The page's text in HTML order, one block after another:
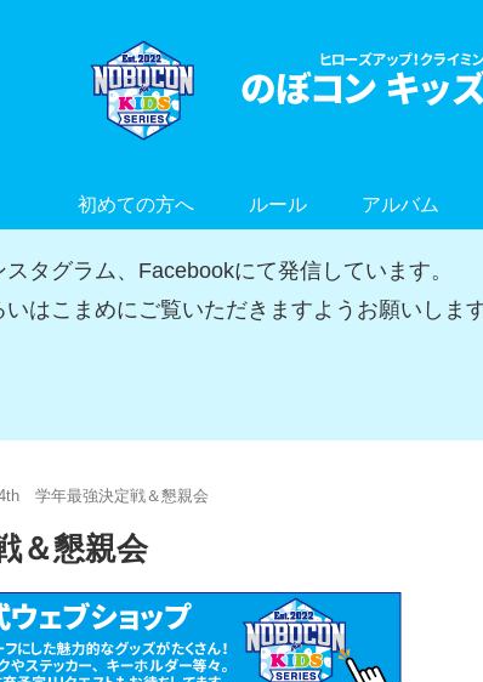
初めての方へ ルール アルバム
グラム、Facebookにて発信しています。
こまめにご覧いただきますようお願いします
学年最強決定戦＆懇親会
＆懇親会